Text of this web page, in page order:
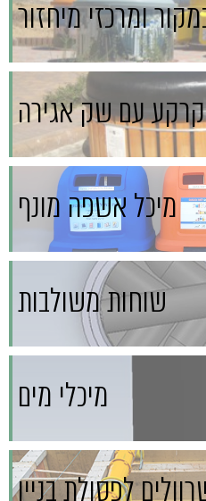
ומרכזי מיחזור
עם שק אגירה
מיכל אשפה מונף
שוחות משולבות
מיכלי מים
לפסולת בניין